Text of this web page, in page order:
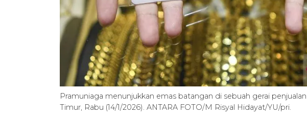
Pramuniaga menunjukkan emas batangan di sebuah gerai
Timur, Rabu (14/1/2026). ANTARA FOTO/M Risyal Hidayat/YU/pri.